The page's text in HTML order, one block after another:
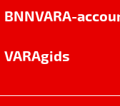
BNNVARA-
VARAgids